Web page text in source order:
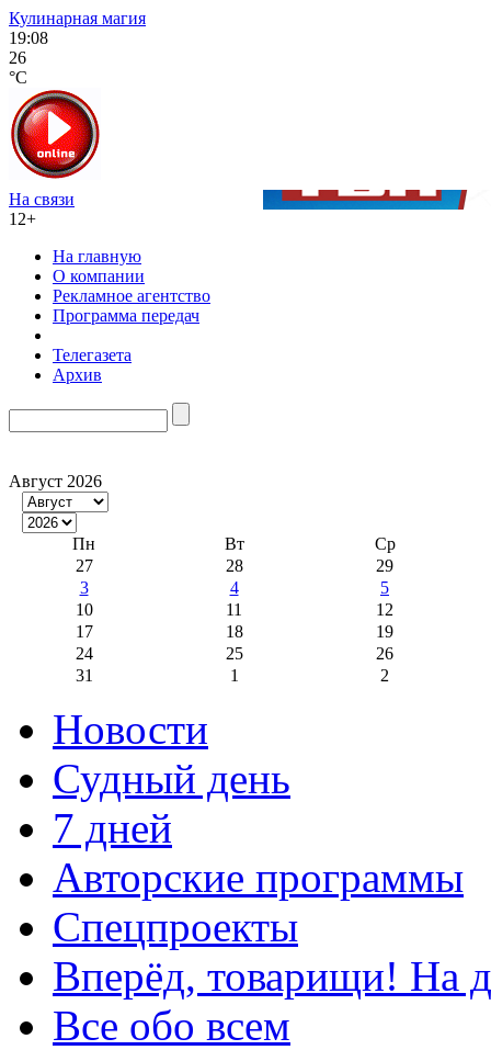
Кулинарная магия
19:08
26
°C
На связи
12+
На главную
О компании
Рекламное агентство
Программа передач
Телегазета
Архив
Август 2026
Пн Вт
Ср
27
28
29
3
4
5
10
11
12
17
18
19
24
25
26
31
1 2
Новости
Судный день
7 дней
Авторские программы
Спецпроекты
Вперёд, товарищи! На
Все обо всем